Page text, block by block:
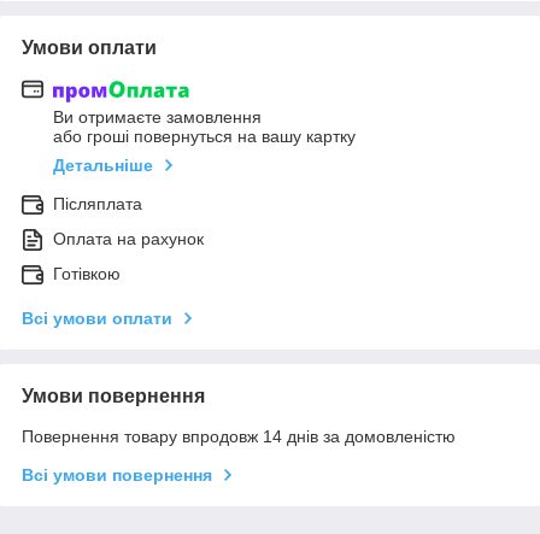
Умови оплати
Ви отримаєте замовлення
або гроші повернуться на вашу картку
Детальніше
Післяплата
Оплата на рахунок
Готівкою
Всі умови оплати
Умови повернення
Повернення товару впродовж 14 днів за домовленістю
Всі умови повернення